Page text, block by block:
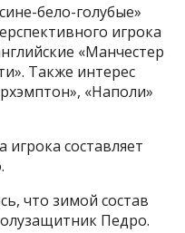
бело-голубые»
игрока
«Манчестер
Также интерес
«Наполи»
составляет
что зимой состав
Педро.